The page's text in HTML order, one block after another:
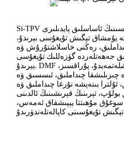
Si-TPV سىلىكونلۇق ۋېگان تېرىسىنىڭ ئاساسلىق پايدىلىرى
يۇمشاق تېگىش تۇيغۇسى بېرىدۇ،
رەڭنى خاسلاشتۇرۇش ۋە
جەھەتلەردە گۈزەللىك تۇيغۇسى
بېرىدۇ. DMF ۋە سۇلياۋلاشتۇرغۇچ ئىشلەتمەيدۇ، پۇراقسىز،
چىزىلىشقا چىداملىق، ئىسسىق ۋە
ئۇلترا بىنەپشە نۇرغا چىداملىق ۋە
بولۇپ، تېرىنىڭ قېرىشىنىڭ ئالدىنى
مۇھىتتا يېپىشقاق ئەمەس،